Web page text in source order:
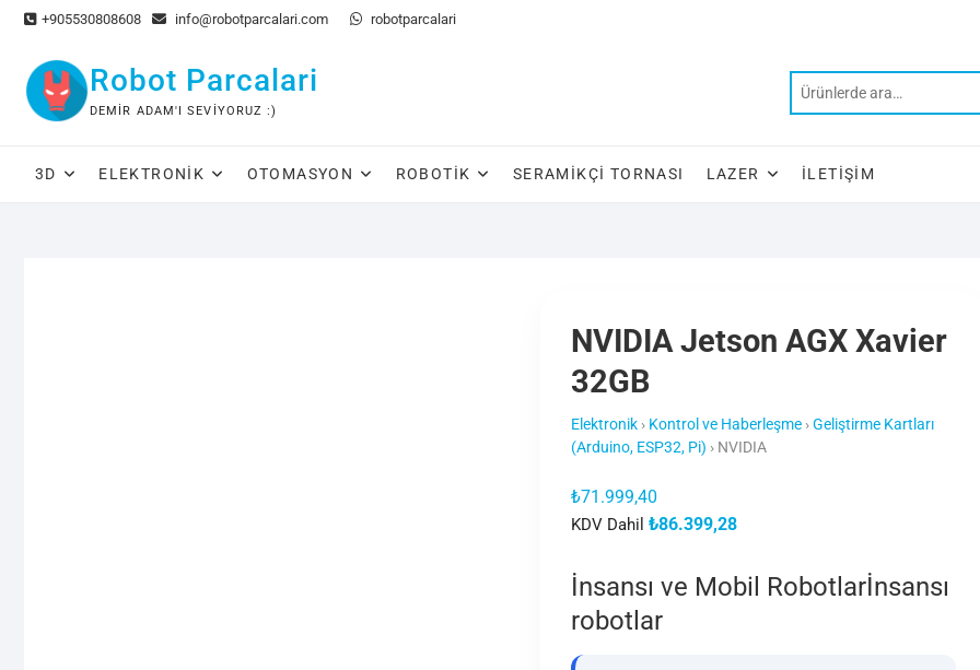
Skip
content
+905530808608 info@robotparcalari.com robotparcalari
Robot Parcalari
DEMIR ADAM'I SEVIYORUZ :)
3D ELEKTRONIK OTOMASYON ROBOTIK SERAMIKÇI TORNASI LAZER İLETIŞIM
NVIDIA Jetson AGX Xavier
32GB
Elektronik › Kontrol ve Haberleşme ›Geliştirme Kartları
(Arduino, ESP32, Pi) › NVIDIA
₺71.999,40
KDV Dahil ₺86.399,28
İnsansı ve Mobil Robotlarİnsansı
robotlar